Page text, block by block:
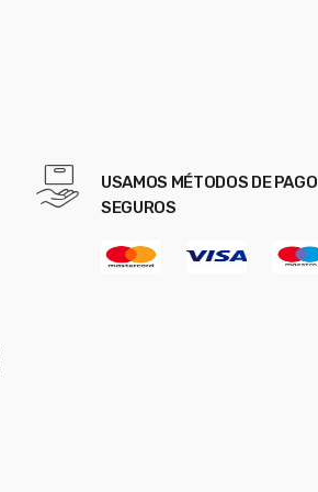
USAMOS MÉTODOS DE PAGO
SEGUROS